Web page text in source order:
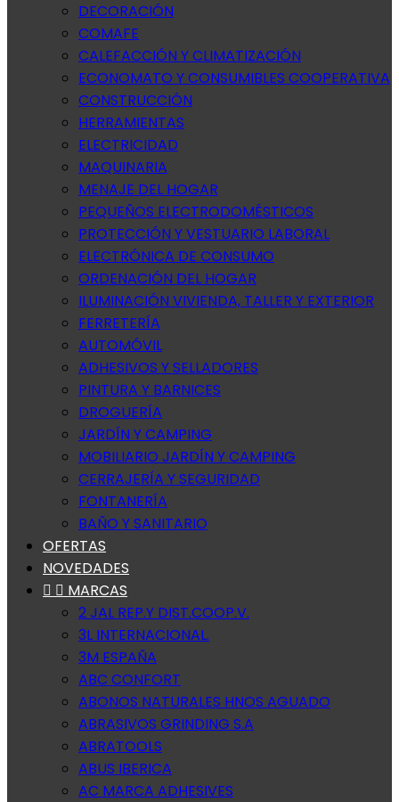
DECORACIÓN
COMAFE
CALEFACCIÓN Y CLIMATIZACIÓN
ECONOMATO Y CONSUMIBLES COOPERATIVA
CONSTRUCCIÓN
HERRAMIENTAS
ELECTRICIDAD
MAQUINARIA
MENAJE DEL HOGAR
PEQUEÑOS ELECTRODOMÉSTICOS
PROTECCIÓN Y VESTUARIO LABORAL
ELECTRÓNICA DE CONSUMO
ORDENACIÓN DEL HOGAR
ILUMINACIÓN VIVIENDA, TALLER Y EXTERIOR
FERRETERÍA
AUTOMÓVIL
ADHESIVOS Y SELLADORES
PINTURA Y BARNICES
DROGUERÍA
JARDÍN Y CAMPING
MOBILIARIO JARDÍN Y CAMPING
CERRAJERÍA Y SEGURIDAD
FONTANERÍA
BAÑO Y SANITARIO
OFERTAS
NOVEDADES
  MARCAS
2 JAL REP.Y DIST.COOP.V.
3L INTERNACIONAL.
3M ESPAÑA
ABC CONFORT
ABONOS NATURALES HNOS AGUADO
ABRASIVOS GRINDING S.A
ABRATOOLS
ABUS IBERICA
AC MARCA ADHESIVES